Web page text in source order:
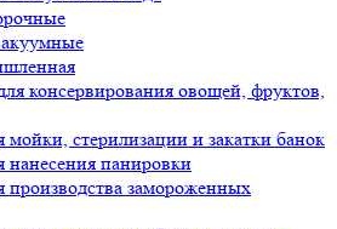
консервирования овощей, фруктов,
мойки, стерилизации и закатки банок
нанесения панировки
производства замороженных